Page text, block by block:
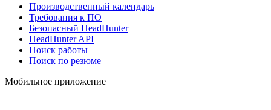
Производственный календарь
Требования к ПО
Безопасный HeadHunter
HeadHunter API
Поиск работы
Поиск по резюме
Мобильное приложение